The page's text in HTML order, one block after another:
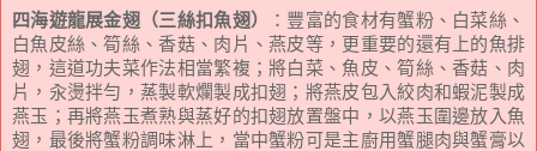
四海遊龍展金翅（三絲扣魚翅）
：豐富的食材有蟹粉、白菜絲、
白魚皮絲、筍絲、香菇、肉片、燕皮等，更重要的還有上的魚排
翅，這道功夫菜作法相當繁複；將白菜、魚皮、筍絲、香菇、肉
片，汆燙拌勻，蒸製軟爛製成扣翅；將燕皮包入絞肉和蝦泥製成
燕玉；再將燕玉煮熟與蒸好的扣翅放置盤中，以燕玉圍邊放入魚
翅，最後將蟹粉調味淋上，當中蟹粉可是主廚用蟹腿肉與蟹膏以